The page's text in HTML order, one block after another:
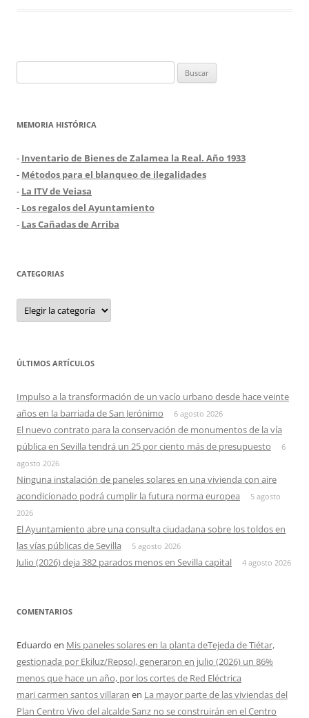
MEMORIA HISTÓRICA
- Inventario de Bienes de Zalamea la Real. Año 1933
- Métodos para el blanqueo de ilegalidades
- La ITV de Veiasa
- Los regalos del Ayuntamiento
- Las Cañadas de Arriba
CATEGORIAS
Categorias
ÚLTIMOS ARTÍCULOS
Impulso a la transformación de un vacío urbano desde hace veinte
años en la barriada de San Jerónimo
6 agosto 2026
El nuevo contrato para la conservación de monumentos de la vía
pública en Sevilla tendrá un 25 por ciento más de presupuesto
6
agosto 2026
Ninguna instalación de paneles solares en una vivienda con aire
acondicionado podrá cumplir la futura norma europea
5 agosto
2026
El Ayuntamiento abre una consulta ciudadana sobre los toldos en
las vías públicas de Sevilla
5 agosto 2026
Julio (2026) deja 382 parados menos en Sevilla capital 4 agosto 2026
COMENTARIOS
Eduardo en Mis paneles solares en la planta deTejeda de Tiétar,
gestionada por Ekiluz/Repsol, generaron en julio (2026) un 86%
menos que hace un año, por los cortes de Red Eléctrica
mari carmen santos villaran en La mayor parte de las viviendas del
Plan Centro Vivo del alcalde Sanz no se construirán en el Centro